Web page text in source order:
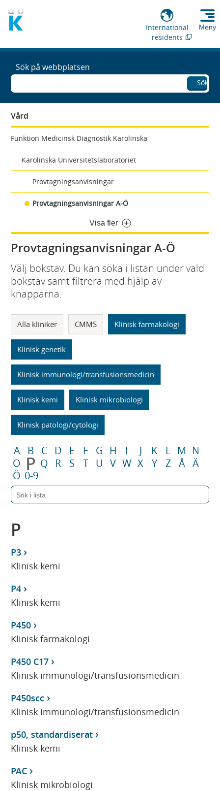
International
residents
Meny
Sök på webbplatsen
Sök
Vård
Funktion Medicinsk Diagnostik Karolinska
Karolinska Universitetslaboratoriet
Provtagningsanvisningar
Provtagningsanvisningar A-Ö
Visa fler
Provtagningsanvisningar A-Ö
Välj bokstav. Du kan söka i listan under vald
bokstav samt filtrera med hjälp av
knapparna.
Alla kliniker CMMS Klinisk farmakologi
Klinisk genetik
Klinisk immunologi/transfusionsmedicin
Klinisk kemi Klinisk mikrobiologi
Klinisk patologi/cytologi
A B C D E F G H I J K L M N
O P Q R S T U V W X Y Z Å Ä
Ö 0-9
P
P3
Klinisk kemi
P4
Klinisk kemi
P450
Klinisk farmakologi
P450 C17
Klinisk immunologi/transfusionsmedicin
P450scc
Klinisk immunologi/transfusionsmedicin
p50, standardiserat
Klinisk kemi
PAC
Klinisk mikrobiologi